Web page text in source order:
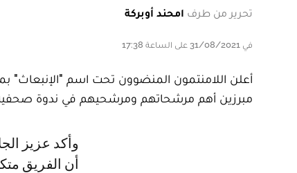
تحرير من طرف امحند أوبركة
في 31/08/2021 على الساعة 17:38
مبرزين أهم مرشحاتهم ومرشحيهم في ندوة صحفية
وأكد عزيز الجلايدي، وكيل لائحة اللامنتمون "الإنبعاث" بأكادير، في تصريح لـLe360،
أن الفريق